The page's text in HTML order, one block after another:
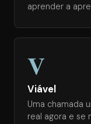
aprender a
V
Viável
Uma chamada
real agora e se